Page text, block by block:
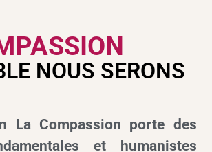
NOUS SERONS
La Compassion porte des
et humanistes